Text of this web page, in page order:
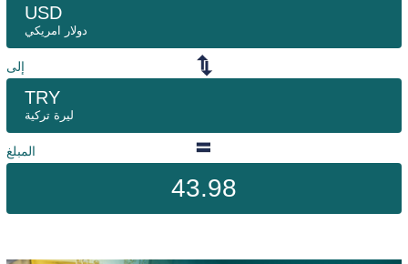
USD
دولار امريكي
إلى
TRY
ليرة تركية
المبلغ
43.98